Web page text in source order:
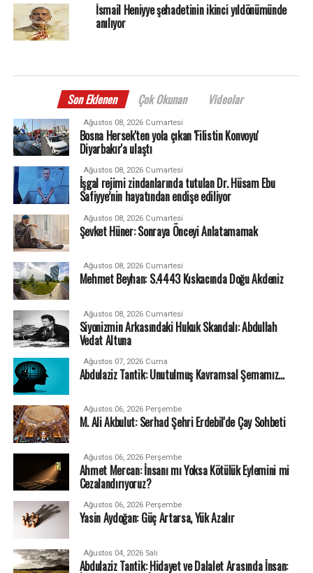
İsmail Heniyye şehadetinin ikinci yıldönümünde
anılıyor
Son Eklenen Çok Okunan Videolar
Ağustos 08, 2026 Cumartesi
Bosna Hersek'ten yola çıkan 'Filistin Konvoyu'
Diyarbakır'a ulaştı
Ağustos 08, 2026 Cumartesi
İşgal rejimi zindanlarında tutulan Dr. Hüsam Ebu
Safiyye’nin hayatından endişe ediliyor
Ağustos 08, 2026 Cumartesi
Şevket Hüner: Sonraya Önceyi Anlatamamak
Ağustos 08, 2026 Cumartesi
Mehmet Beyhan: S.4443 Kıskacında Doğu Akdeniz
Ağustos 08, 2026 Cumartesi
Siyonizmin Arkasındaki Hukuk Skandalı: Abdullah
Vedat Altuna
Ağustos 07, 2026 Cuma
Abdulaziz Tantik: Unutulmuş Kavramsal Şemamız…
Ağustos 06, 2026 Perşembe
M. Ali Akbulut: Serhad Şehri Erdebil'de Çay Sohbeti
Ağustos 06, 2026 Perşembe
Ahmet Mercan: İnsanı mı Yoksa Kötülük Eylemini mi
Cezalandırıyoruz?
Ağustos 06, 2026 Perşembe
Yasin Aydoğan: Güç Artarsa, Yük Azalır
Ağustos 04, 2026 Salı
Abdulaziz Tantik: Hidayet ve Dalalet Arasında İnsan: